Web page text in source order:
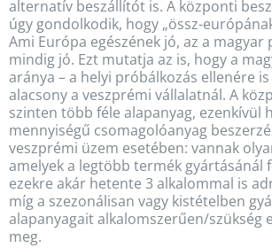
alternatív beszállítót is. A központi
úgy gondolkodik, hogy „össz-
Ami Európa egészének jó, az a magyar
mindig jó. Ezt mutatja az is, hogy a
aránya – a helyi próbálkozás ellenére
alacsony a veszprémi vállalatnál. A
szinten több féle alapanyag, ezenkívül
mennyiségű csomagolóanyag
veszprémi üzem esetében: vannak
amelyek a legtöbb termék gyártásánál
ezekre akár hetente 3 alkalommal is
míg a szezonálisan vagy kistételben
alapanyagait alkalomszerűen/szükség
meg.